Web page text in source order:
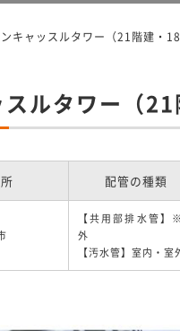
キャッスルタワー（21階建・
ルタワー（
配管の種類
【共用部排水管】
外
【汚水管】室内・室